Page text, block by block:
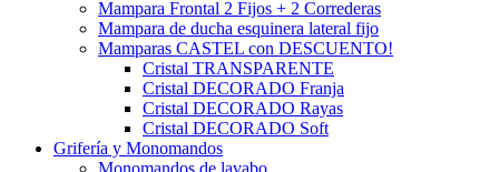
Mampara Frontal 2 Fijos + 2 Correderas
Mampara de ducha esquinera lateral fijo
Mamparas CASTEL con DESCUENTO!
Cristal TRANSPARENTE
Cristal DECORADO Franja
Cristal DECORADO Rayas
Cristal DECORADO Soft
Grifería y Monomandos